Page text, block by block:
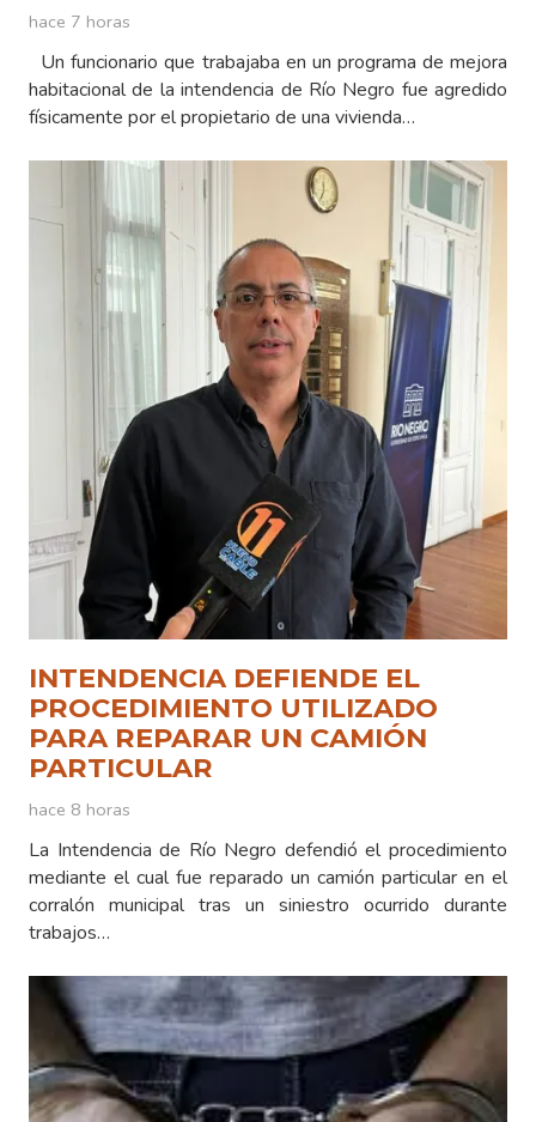
hace 7 horas
Un funcionario que trabajaba en un programa de mejora
habitacional de la intendencia de Río Negro fue agredido
físicamente por el propietario de una vivienda…
INTENDENCIA DEFIENDE EL
PROCEDIMIENTO UTILIZADO
PARA REPARAR UN CAMIÓN
PARTICULAR
hace 8 horas
La Intendencia de Río Negro defendió el procedimiento
mediante el cual fue reparado un camión particular en el
corralón municipal tras un siniestro ocurrido durante
trabajos…